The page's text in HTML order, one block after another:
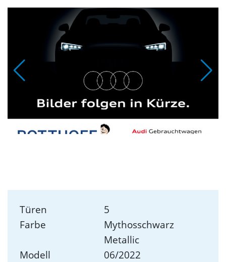
Türen
5
Farbe
Mythosschwarz
Metallic
Modell
06/2022